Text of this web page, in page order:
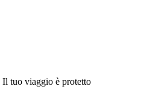
tuo viaggio è protetto